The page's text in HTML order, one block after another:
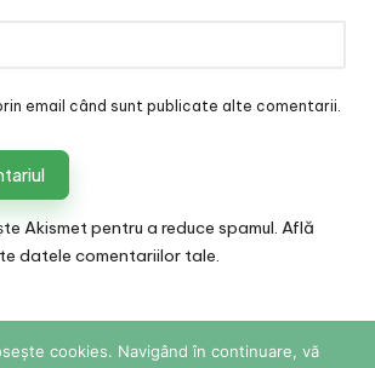
email când sunt publicate alte comentarii.
Akismet pentru a reduce spamul. Află
datele comentariilor tale.
cookies. Navigând în continuare, vă